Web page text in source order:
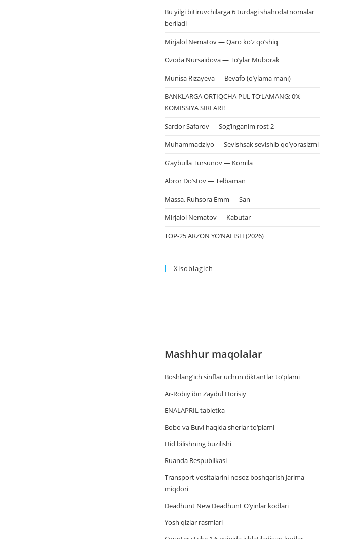
Bu yilgi bitiruvchilarga 6 turdagi shahodatnomalar
beriladi
Mirjalol Nematov — Qaro ko’z qo’shiq
Ozoda Nursaidova — To’ylar Muborak
Munisa Rizayeva — Bevafo (o’ylama mani)
BANKLARGA ORTIQCHA PUL TO‘LAMANG: 0%
KOMISSIYA SIRLARI!
Sardor Safarov — Sog’inganim rost 2
Muhammadziyo — Sevishsak sevishib qo’yorasizmi
G’aybulla Tursunov — Komila
Abror Do’stov — Telbaman
Massa, Ruhsora Emm — San
Mirjalol Nematov — Kabutar
TOP-25 ARZON YO‘NALISH (2026)
Xisoblagich
Mashhur maqolalar
Boshlang’ich sinflar uchun diktantlar to’plami
Ar-Robiy ibn Zaydul Horisiy
ENALAPRIL tabletka
Bobo va Buvi haqida sherlar to‘plami
Hid bilishning buzilishi
Ruanda Respublikasi
Trаnsport vositаlаrini nosoz boshqаrish Jаrimа
miqdori
Deadhunt New Deadhunt O’yinlar kodlari
Yosh qizlar rasmlari